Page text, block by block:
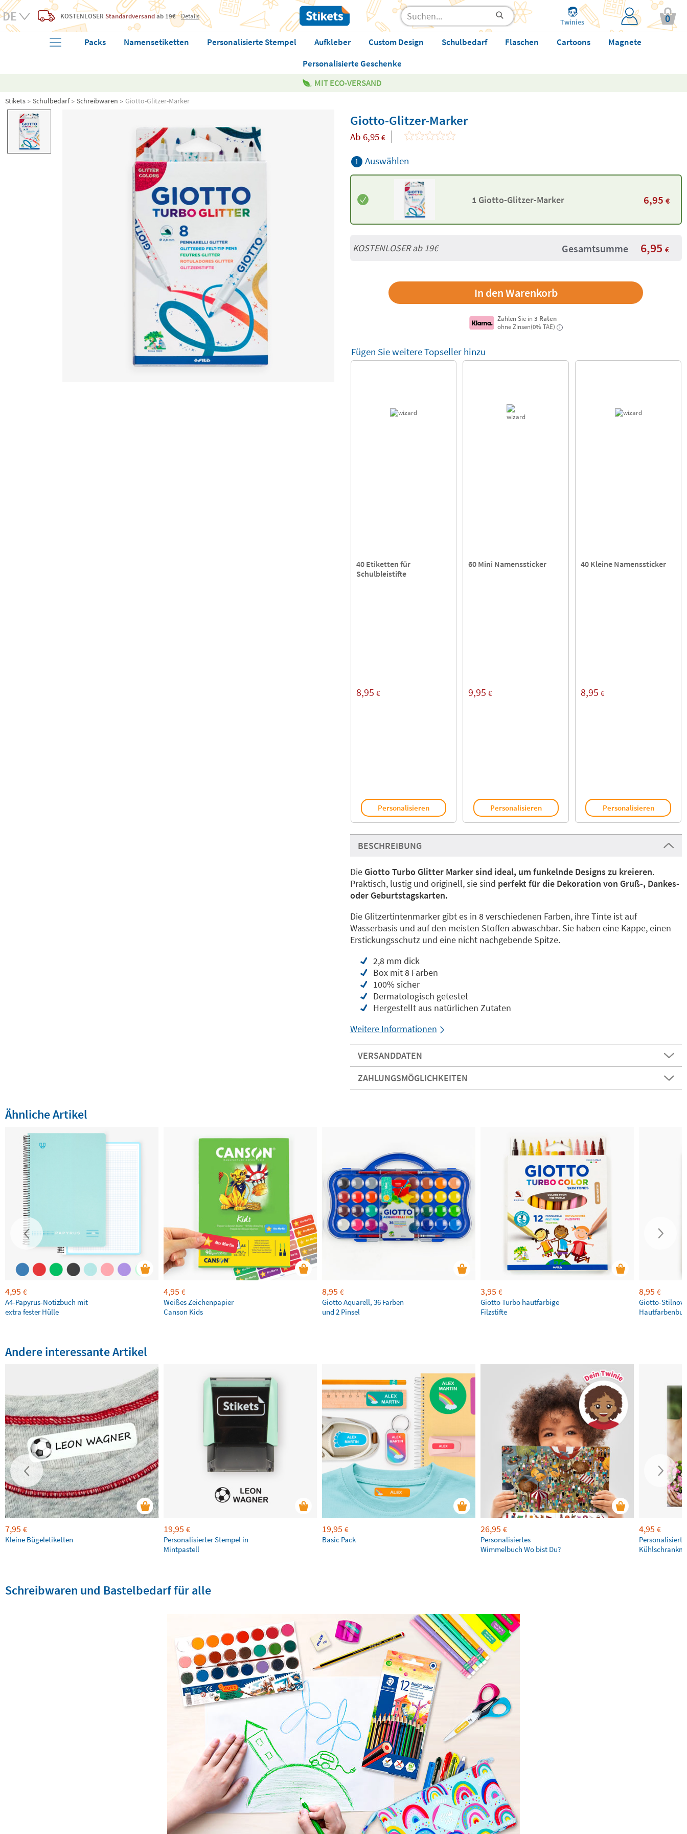
KOSTENLOSER Standardversandab 19€ Details
Twinies 0
Packs Namensetiketten Personalisierte Stempel Aufkleber Custom Design Schulbedarf Flaschen Cartoons
Magnete
Personalisierte Geschenke
MIT ECO-VERSAND
Stikets Schulbedarf Schreibwaren Giotto-Glitzer-Marker
Giotto-Glitzer-Marker
Ab 6,95 €
1 Auswählen
1 Giotto-Glitzer-Marker 6,95 €
KOSTENLOSER ab 19€ Gesamtsumme 6,95 €
Zahlen Sie in3 Raten
ohne Zinsen(0% TAE)
i
Fügen Sie weitere Topseller hinzu
40 Etiketten für
Schulbleistifte
8,95 €
Personalisieren
60 Mini Namenssticker
9,95 €
Personalisieren
40 Kleine Namenssticker
8,95 €
Personalisieren
BESCHREIBUNG
Die Giotto Turbo Glitter Marker sind ideal, um funkelnde Designs zu kreieren.
Praktisch, lustig und originell, sie sind perfekt für die Dekoration von Gruß-, Dankes-
oder Geburtstagskarten.
Die Glitzertintenmarker gibt es in 8 verschiedenen Farben, ihre Tinte ist auf
Wasserbasis und auf den meisten Stoffen abwaschbar. Sie haben eine Kappe, einen
Erstickungsschutz und eine nicht nachgebende Spitze.
2,8 mm dick
Box mit 8 Farben
100% sicher
Dermatologisch getestet
Hergestellt aus natürlichen Zutaten
Weitere Informationen
VERSANDDATEN
ZAHLUNGSMÖGLICHKEITEN
Ähnliche Artikel
4,95 €
A4-Papyrus-Notizbuch mit
extra fester Hülle
4,95 €
Weißes Zeichenpapier
Canson Kids
8,95 €
Giotto Aquarell, 36 Farben
und 2 Pinsel
3,95 €
Giotto Turbo hautfarbige
Filzstifte
8,95 €
Giotto-
Andere interessante Artikel
7,95 €
Kleine Bügeletiketten
19,95 €
Personalisierter Stempel in
Mintpastell
19,95 €
Basic Pack
26,95 €
Personalisiertes
Wimmelbuch Wo bist Du?
4,95 €
Schreibwaren und Bastelbedarf für alle